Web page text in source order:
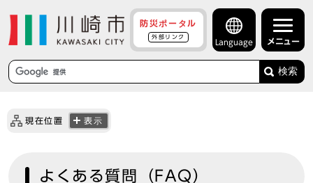
防災ポータル
外部リンク
Language メニュー
検索
現在位置 表示
よくある質問（FAQ）